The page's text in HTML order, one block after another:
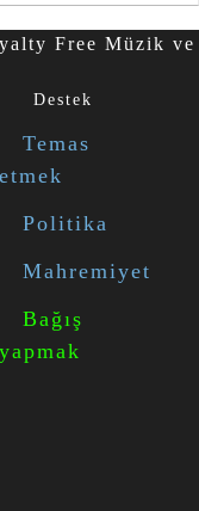
Free Müzik ve
Destek
Temas
etmek
Politika
Mahremiyet
Bağış
yapmak